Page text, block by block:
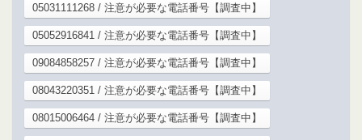
05031111268 / 注意が必要な電話番号【調査中】
05052916841 / 注意が必要な電話番号【調査中】
09084858257 / 注意が必要な電話番号【調査中】
08043220351 / 注意が必要な電話番号【調査中】
08015006464 / 注意が必要な電話番号【調査中】